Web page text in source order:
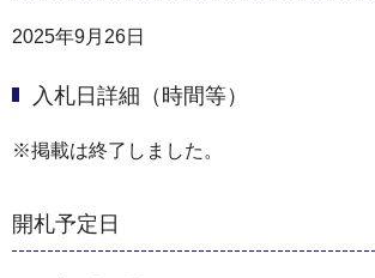
2025年9月26日
入札日詳細（時間等）
※掲載は終了しました。
開札予定日